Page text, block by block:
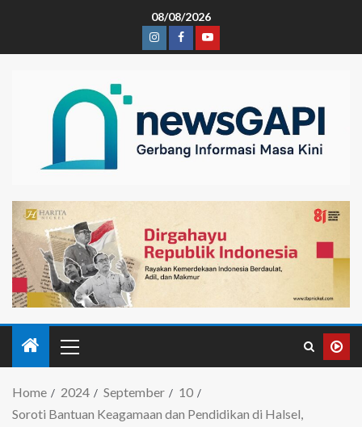
08/08/2026
Home 2024 September
10
Soroti Bantuan Keagamaan dan Pendidikan di Halsel,